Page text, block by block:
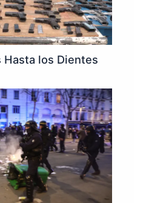
Hasta los Dientes